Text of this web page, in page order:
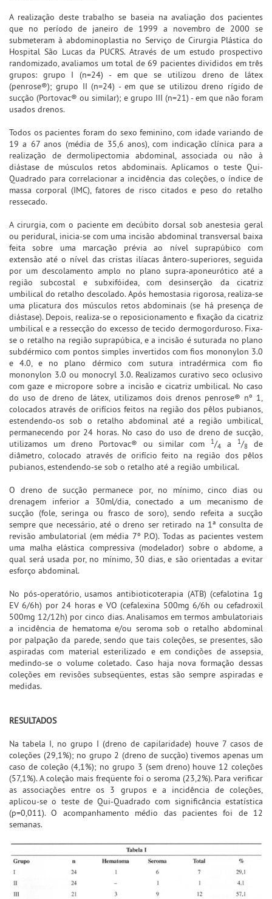
A realização deste trabalho se baseia na avaliação dos pacientes
que no período de janeiro de 1999 a novembro de 2000 se
submeteram à abdominoplastia no Serviço de Cirurgia Plástica do
Hospital São Lucas da PUCRS. Através de um estudo prospectivo
randomizado, avaliamos um total de 69 pacientes divididos em três
grupos: grupo I (n=24) - em que se utilizou dreno de látex
(penrose®); grupo II (n=24) - em que se utilizou dreno rígido de
sucção (Portovac® ou similar); e grupo III (n=21) - em que não foram
usados drenos.
Todos os pacientes foram do sexo feminino, com idade variando de
19 a 67 anos (média de 35,6 anos), com indicação clínica para a
realização de dermolipectomia abdominal, associada ou não à
diástase de músculos retos abdominais. Aplicamos o teste Qui-
Quadrado para correlacionar a incidência das coleções, o índice de
massa corporal (IMC), fatores de risco citados e peso do retalho
ressecado.
A cirurgia, com o paciente em decúbito dorsal sob anestesia geral
ou peridural, inicia-se com uma incisão abdominal transversal baixa
feita sobre uma marcação prévia ao nível suprapúbico com
extensão até o nível das cristas ilíacas ântero-superiores, seguida
por um descolamento amplo no plano supra-aponeurótico até a
região subcostal e subxifóidea, com desinserção da cicatriz
umbilical do retalho descolado. Após hemostasia rigorosa, realiza-se
uma plicatura dos músculos retos abdominais (se há presença de
diástase). Depois, realiza-se o reposicionamento e fixação da cicatriz
umbilical e a ressecção do excesso de tecido dermogorduroso. Fixa-
se o retalho na região suprapúbica, e a incisão é suturada no plano
subdérmico com pontos simples invertidos com fios mononylon 3.0
e 4.0, e no plano dérmico com sutura intradérmica com fio
mononylon 3.0 ou monocryl 3.0. Realizamos curativo seco oclusivo
com gaze e micropore sobre a incisão e cicatriz umbilical. No caso
do uso de dreno de látex, utilizamos dois drenos penrose® nº 1,
colocados através de orifícios feitos na região dos pêlos pubianos,
estendendo-os sob o retalho abdominal até a região umbilical,
permanecendo por 24 horas. No caso do uso de dreno de sucção,
utilizamos um dreno Portovac® ou similar com
1/4 a 1/8
de
diâmetro, colocado através de orifício feito na região dos pêlos
pubianos, estendendo-se sob o retalho até a região umbilical.
O dreno de sucção permanece por, no mínimo, cinco dias ou
drenagem inferior a 30ml/dia, conectado a um mecanismo de
sucção (fole, seringa ou frasco de soro), sendo refeita a sucção
sempre que necessário, até o dreno ser retirado na 1ª consulta de
revisão ambulatorial (em média 7º P.O). Todas as pacientes vestem
uma malha elástica compressiva (modelador) sobre o abdome, a
qual será usada por, no mínimo, 30 dias, e são orientadas a evitar
esforço abdominal.
No pós-operatório, usamos antibioticoterapia (ATB) (cefalotina 1g
EV 6/6h) por 24 horas e VO (cefalexina 500mg 6/6h ou cefadroxil
500mg 12/12h) por cinco dias. Analisamos em termos ambulatoriais
a incidência de hematoma e/ou seroma sob o retalho abdominal
por palpação da parede, sendo que tais coleções, se presentes, são
aspiradas com material esterilizado e em condições de assepsia,
medindo-se o volume coletado. Caso haja nova formação dessas
coleções em revisões subseqüentes, estas são sempre aspiradas e
medidas.
RESULTADOS
Na tabela I, no grupo I (dreno de capilaridade) houve 7 casos de
coleções (29,1%); no grupo 2 (dreno de sucção) tivemos apenas um
caso de coleção (4,1%); no grupo 3 (sem dreno) houve 12 coleções
(57,1%). A coleção mais freqüente foi o seroma (23,2%). Para verificar
as associações entre os 3 grupos e a incidência de coleções,
aplicou-se o teste de Qui-Quadrado com significância estatística
(p=0,011). O acompanhamento médio das pacientes foi de 12
semanas.